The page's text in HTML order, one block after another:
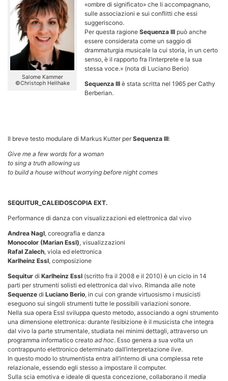
Salome Kammer
©Christoph Hellhake
«ombre di significato» che li accompagnano,
sulle associazioni e sui conflitti che essi
suggeriscono.
Per questa ragione Sequenza III può anche
essere considerata come un saggio di
drammaturgia musicale la cui storia, in un certo
senso, è il rapporto fra l’interprete e la sua
stessa voce.» (nota di Luciano Berio)
Sequenza III è stata scritta nel 1965 per Cathy
Berberian.
Il breve testo modulare di Markus Kutter perSequenza III:
Give me a few words for a woman
to sing a truth allowing us
to build a house without worrying before night comes
SEQUITUR_CALEIDOSCOPIA EXT.
Performance di danza con visualizzazioni ed elettronica dal vivo
Andrea Nagl, coreografia e danza
Monocolor (Marian Essl), visualizzazioni
Rafał Zalech, viola ed elettronica
Karlheinz Essl, composizione
Sequitur di Karlheinz Essl (scritto fra il 2008 e il 2010) è un ciclo in 14
parti per strumenti solisti ed elettronica dal vivo. Rimanda alle note
Sequenze di Luciano Berio, in cui con grande virtuosismo i musicisti
eseguono sui singoli strumenti tutte le possibili variazioni sonore.
Nella sua opera Essl sviluppa questo metodo, associando a ogni strumento
una dimensione elettronica: durante l’esibizione è il musicista che integra
dal vivo la parte strumentale, studiata nei minimi dettagli, attraverso un
programma informatico creato ad hoc. Esso genera a sua volta un
contrappunto elettronico determinato dall’interpretazione live.
In questo modo lo strumentista entra all’interno di una complessa rete
relazionale, essendo egli stesso a impostare il computer.
Sulla scia emotiva e ideale di questa concezione, collaborano il media